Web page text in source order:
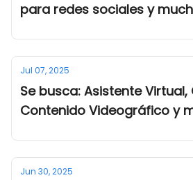
para redes sociales y
Jul 07, 2025
Se busca: Asistente
Contenido Videográfico y
Jun 30, 2025